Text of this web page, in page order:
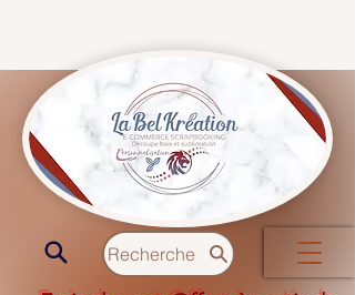
Recherche